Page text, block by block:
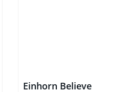
Einhorn Believe